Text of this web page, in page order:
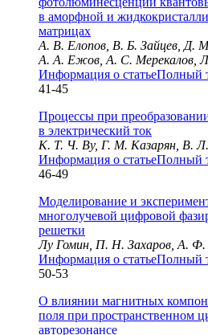
в аморфной и
матрицах
А. В. Елопов, В. Б. Зайцев, Д.
А. А. Ежов, А. С. Мерекалов,
Информация о статьеПолный
41-45
Процессы при
в электрический ток
К. Т. Ч. Ву, Г. М. Казарян, В.
Информация о статьеПолный
46-49
Моделирование и
многолучевой цифровой
решетки
Лу Гомин, П. Н. Захаров, А. Ф.
Информация о статьеПолный
50-53
О влиянии магнитных
поля при пространственном
авторезонансе